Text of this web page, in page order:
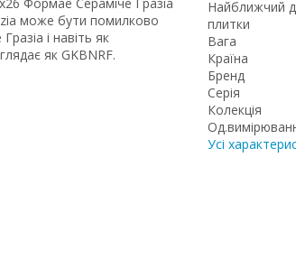
може бути помилково
і навіть як
як GKBNRF.
Найближчий
плитки
Вага
Країна
Бренд
Серія
Колекція
Усі